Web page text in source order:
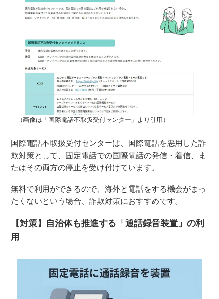
（画像は「国際電話不取扱受付センター」より引用）
国際電話不取扱受付センターは、国際電話を悪用した詐
欺対策として、固定電話での国際電話の発信・着信、ま
たはその両方の停止を受け付けています。
無料で利用ができるので、海外と電話をする機会がまっ
たくないという場合、詐欺対策におすすめです。
【対策】自治体も推進する「通話録音装置」の利
用